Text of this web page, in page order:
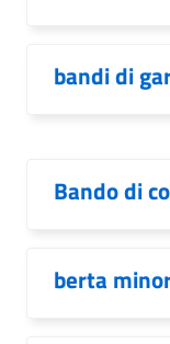
bandi di
Bando di
berta